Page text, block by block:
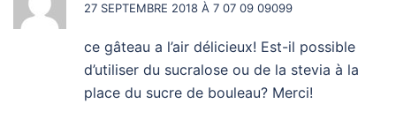
27 SEPTEMBRE 2018 À 7 07 09 09099
ce gâteau a l’air délicieux! Est-il possible
d’utiliser du sucralose ou de la stevia à la
place du sucre de bouleau? Merci!